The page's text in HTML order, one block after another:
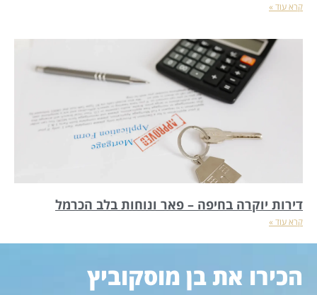
קרא עוד »
דירות יוקרה בחיפה – פאר ונוחות בלב הכרמל
קרא עוד »
הכירו את בן מוסקוביץ